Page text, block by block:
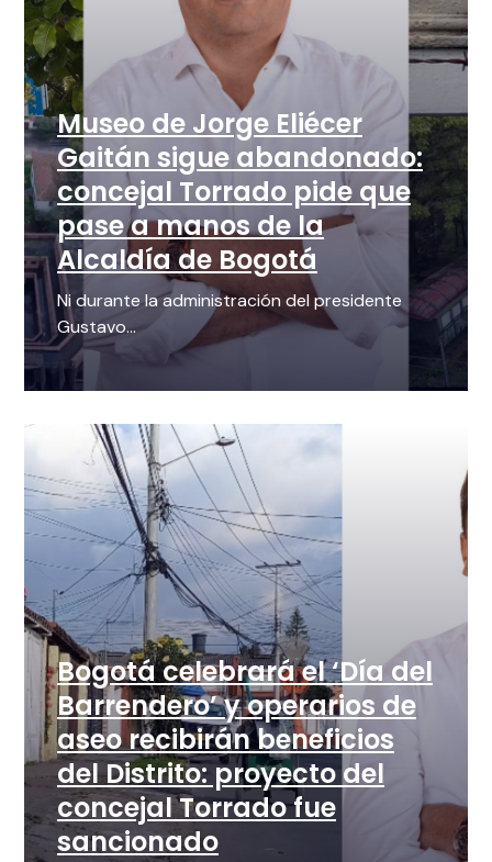
Museo de Jorge Eliécer
Gaitán sigue abandonado:
concejal Torrado pide que
pase a manos de la
Alcaldía de Bogotá
Ni durante la administración del presidente
Gustavo...
Bogotá celebrará el ‘Día del
Barrendero’ y operarios de
aseo recibirán beneficios
del Distrito: proyecto del
concejal Torrado fue
sancionado